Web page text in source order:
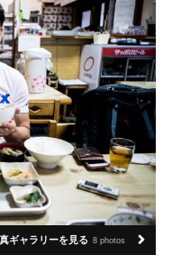
ギャラリーを見る 8 photos